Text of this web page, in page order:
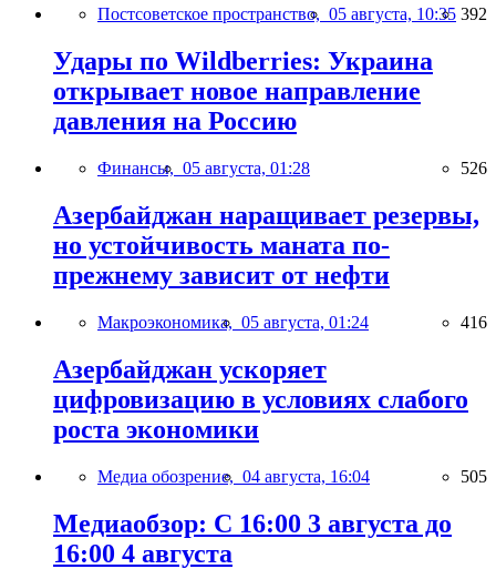
Постсоветское пространство, 05 августа, 10:35 392
Удары по Wildberries: Украина
открывает новое направление
давления на Россию
Финансы, 05 августа, 01:28 526
Азербайджан наращивает резервы,
но устойчивость маната по-
прежнему зависит от нефти
Макроэкономика, 05 августа, 01:24 416
Азербайджан ускоряет
цифровизацию в условиях слабого
роста экономики
Медиа обозрение, 04 августа, 16:04 505
Медиаобзор: С 16:00 3 августа до
16:00 4 августа